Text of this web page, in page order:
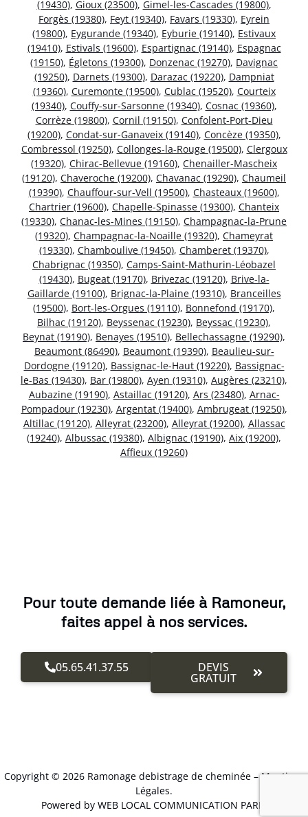
(19430), Gioux (23500), Gimel-les-Cascades (19800),
Forgès (19380), Feyt (19340), Favars (19330), Eyrein
(19800), Eygurande (19340), Eyburie (19140), Estivaux
(19410), Estivals (19600), Espartignac (19140), Espagnac
(19150), Égletons (19300), Donzenac (19270), Davignac
(19250), Darnets (19300), Darazac (19220), Dampniat
(19360), Curemonte (19500), Cublac (19520), Courteix
(19340), Couffy-sur-Sarsonne (19340), Cosnac (19360),
Corrèze (19800), Cornil (19150), Confolent-Port-Dieu
(19200), Condat-sur-Ganaveix (19140), Concèze (19350),
Combressol (19250), Collonges-la-Rouge (19500), Clergoux
(19320), Chirac-Bellevue (19160), Chenailler-Mascheix
(19120), Chaveroche (19200), Chavanac (19290), Chaumeil
(19390), Chauffour-sur-Vell (19500), Chasteaux (19600),
Chartrier (19600), Chapelle-Spinasse (19300), Chanteix
(19330), Chanac-les-Mines (19150), Champagnac-la-Prune
(19320), Champagnac-la-Noaille (19320), Chameyrat
(19330), Chamboulive (19450), Chamberet (19370),
Chabrignac (19350), Camps-Saint-Mathurin-Léobazel
(19430), Bugeat (19170), Brivezac (19120), Brive-la-
Gaillarde (19100), Brignac-la-Plaine (19310), Branceilles
(19500), Bort-les-Orgues (19110), Bonnefond (19170),
Bilhac (19120), Beyssenac (19230), Beyssac (19230),
Beynat (19190), Benayes (19510), Bellechassagne (19290),
Beaumont (86490), Beaumont (19390), Beaulieu-sur-
Dordogne (19120), Bassignac-le-Haut (19220), Bassignac-
le-Bas (19430), Bar (19800), Ayen (19310), Augères (23210),
Aubazine (19190), Astaillac (19120), Ars (23480), Arnac-
Pompadour (19230), Argentat (19400), Ambrugeat (19250),
Altillac (19120), Alleyrat (23200), Alleyrat (19200), Allassac
(19240), Albussac (19380), Albignac (19190), Aix (19200),
Affieux (19260)
Pour toute demande liée à Ramoneur,
faites appel à nos services.
05.65.41.37.55 DEVIS
GRATUIT
Copyright © 2026 Ramonage debistrage de cheminée –Mentions
Légales.
Powered by WEB LOCAL COMMUNICATION PARIS